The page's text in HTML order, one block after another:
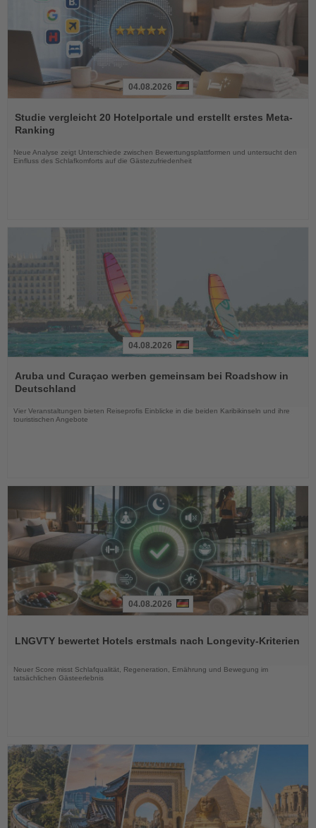
Sie
die
Nachrichten
04.08.2026
Studie vergleicht 20 Hotelportale und erstellt erstes Meta-
Ranking
Neue Analyse zeigt Unterschiede zwischen Bewertungsplattformen und untersucht den
Einfluss des Schlafkomforts auf die Gästezufriedenheit
Sie
die
04.08.2026
Aruba und Curaçao werben gemeinsam bei Roadshow in
Deutschland
Vier Veranstaltungen bieten Reiseprofis Einblicke in die beiden Karibikinseln und ihre
touristischen Angebote
die
04.08.2026
LNGVTY bewertet Hotels erstmals nach Longevity-Kriterien
Neuer Score misst Schlafqualität, Regeneration, Ernährung und Bewegung im
tatsächlichen Gästeerlebnis